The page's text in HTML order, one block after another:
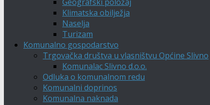
Klimatska obilježja
Naselja
Turizam
Komunalno gospodarstvo
Trgovačka društva u vlasništvu Općine Slivno
Komunalac Slivno d.o.o.
Odluka o komunalnom redu
Komunalni doprinos
Komunalna naknada